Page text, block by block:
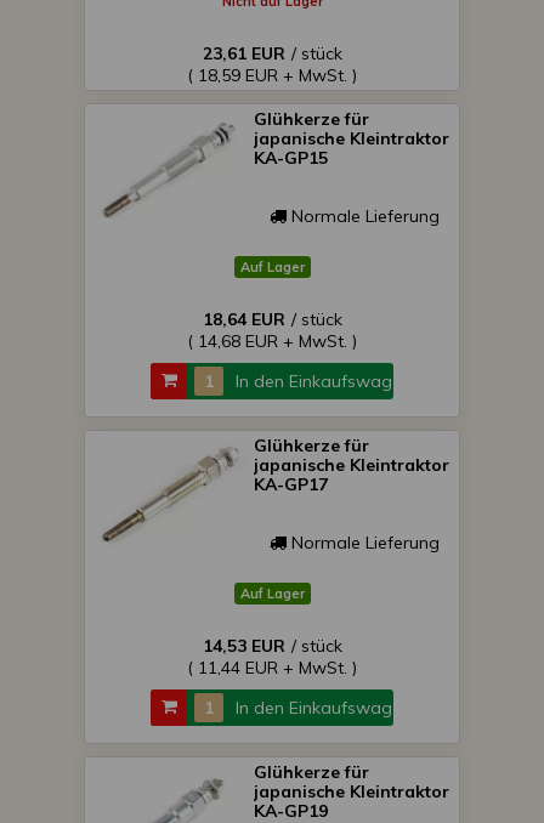
23,61 EUR / stück
( 18,59 EUR + MwSt. )
Glühkerze für
japanische Kleintraktor
KA-GP15
Normale Lieferung
Auf Lager
18,64 EUR / stück
( 14,68 EUR + MwSt. )
In den Einkaufswagen
Glühkerze für
japanische Kleintraktor
KA-GP17
Normale Lieferung
Auf Lager
14,53 EUR / stück
( 11,44 EUR + MwSt. )
In den Einkaufswagen
Glühkerze für
japanische Kleintraktor
KA-GP19